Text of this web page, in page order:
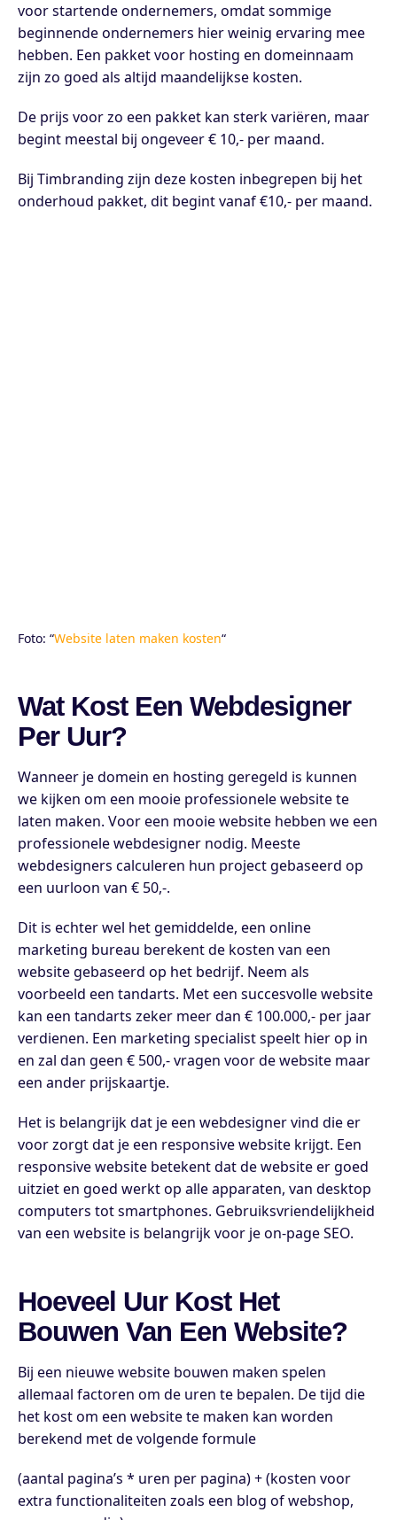
voor startende ondernemers, omdat sommige
beginnende ondernemers hier weinig ervaring mee
hebben. Een pakket voor hosting en domeinnaam
zijn zo goed als altijd maandelijkse kosten.
De prijs voor zo een pakket kan sterk variëren, maar
begint meestal bij ongeveer € 10,- per maand.
Bij Timbranding zijn deze kosten inbegrepen bij het
onderhoud pakket, dit begint vanaf €10,- per maand.
Foto: “Website laten maken kosten“
Wat Kost Een Webdesigner
Per Uur?
Wanneer je domein en hosting geregeld is kunnen
we kijken om een mooie professionele website te
laten maken. Voor een mooie website hebben we een
professionele webdesigner nodig. Meeste
webdesigners calculeren hun project gebaseerd op
een uurloon van € 50,-.
Dit is echter wel het gemiddelde, een online
marketing bureau berekent de kosten van een
website gebaseerd op het bedrijf. Neem als
voorbeeld een tandarts. Met een succesvolle website
kan een tandarts zeker meer dan € 100.000,- per jaar
verdienen. Een marketing specialist speelt hier op in
en zal dan geen € 500,- vragen voor de website maar
een ander prijskaartje.
Het is belangrijk dat je een webdesigner vind die er
voor zorgt dat je een responsive website krijgt. Een
responsive website betekent dat de website er goed
uitziet en goed werkt op alle apparaten, van desktop
computers tot smartphones. Gebruiksvriendelijkheid
van een website is belangrijk voor je on-page SEO.
Hoeveel Uur Kost Het
Bouwen Van Een Website?
Bij een nieuwe website bouwen maken spelen
allemaal factoren om de uren te bepalen. De tijd die
het kost om een website te maken kan worden
berekend met de volgende formule
(aantal pagina’s * uren per pagina) + (kosten voor
extra functionaliteiten zoals een blog of webshop,